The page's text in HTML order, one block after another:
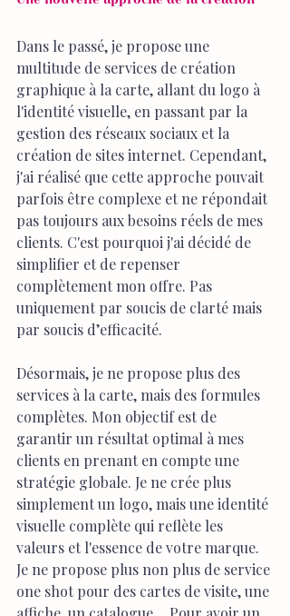
Dans le passé, je propose une
multitude de services de création
graphique à la carte, allant du logo à
l'identité visuelle, en passant par la
gestion des réseaux sociaux et la
création de sites internet. Cependant,
j'ai réalisé que cette approche pouvait
parfois être complexe et ne répondait
pas toujours aux besoins réels de mes
clients. C'est pourquoi j'ai décidé de
simplifier et de repenser
complètement mon offre. Pas
uniquement par soucis de clarté mais
par soucis d’efficacité.
Désormais, je ne propose plus des
services à la carte, mais des formules
complètes. Mon objectif est de
garantir un résultat optimal à mes
clients en prenant en compte une
stratégie globale. Je ne crée plus
simplement un logo, mais une identité
visuelle complète qui reflète les
valeurs et l'essence de votre marque.
Je ne propose plus non plus de service
one shot pour des cartes de visite, une